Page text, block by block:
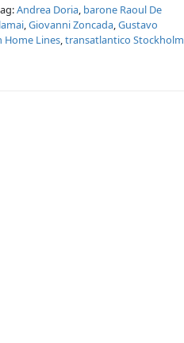
Andrea Doria, barone Raoul De
,Giovanni Zoncada,Gustavo
Home Lines,transatlantico Stockholm